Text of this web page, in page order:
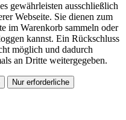
gewährleisten ausschließlich
Webseite. Sie dienen zum
im Warenkorb sammeln oder
kannst. Ein Rückschluss
möglich und dadurch
an Dritte weitergegeben.
Nur erforderliche